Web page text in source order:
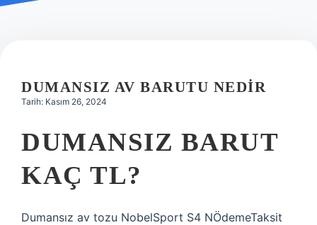
Hakkımızda
DUMANSIZ AV BARUTU NEDIR
Tarih: Kasım 26, 2024
DUMANSIZ BARUT
KAÇ TL?
Dumansız av tozu NobelSport S4 NÖdemeTaksit